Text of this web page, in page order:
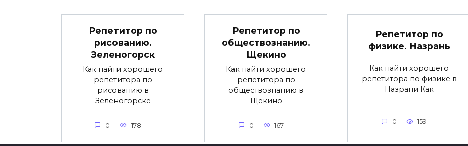
Репетитор по
рисованию.
Зеленогорск
Как найти хорошего
репетитора по
рисованию в
Зеленогорске
0 178
Репетитор по
обществознанию.
Щекино
Как найти хорошего
репетитора по
обществознанию в
Щекино
0 167
Репетитор по
физике. Назрань
Как найти хорошего
репетитора по физике в
Назрани Как
0 159